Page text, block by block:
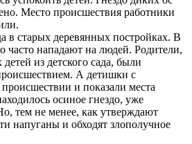
Место происшествия работники
в старых деревянных постройках. В
часто нападают на людей. Родители,
из детского сада, были
А детишки с
и показали места
осиное гнездо, уже
тем не менее, как утверждают
напуганы и обходят злополучное